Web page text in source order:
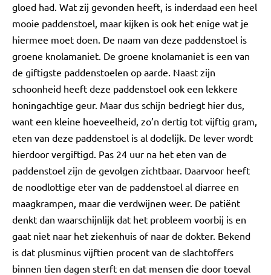
gloed had. Wat zij gevonden heeft, is inderdaad een heel
mooie paddenstoel, maar kijken is ook het enige wat je
hiermee moet doen. De naam van deze paddenstoel is
groene knolamaniet. De groene knolamaniet is een van
de giftigste paddenstoelen op aarde. Naast zijn
schoonheid heeft deze paddenstoel ook een lekkere
honingachtige geur. Maar dus schijn bedriegt hier dus,
want een kleine hoeveelheid, zo’n dertig tot vijftig gram,
eten van deze paddenstoel is al dodelijk. De lever wordt
hierdoor vergiftigd. Pas 24 uur na het eten van de
paddenstoel zijn de gevolgen zichtbaar. Daarvoor heeft
de noodlottige eter van de paddenstoel al diarree en
maagkrampen, maar die verdwijnen weer. De patiënt
denkt dan waarschijnlijk dat het probleem voorbij is en
gaat niet naar het ziekenhuis of naar de dokter. Bekend
is dat plusminus vijftien procent van de slachtoffers
binnen tien dagen sterft en dat mensen die door toeval